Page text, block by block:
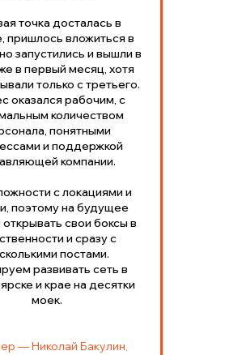
точка досталась в
пришлось вложиться в
запустились и вышли в
в первый месяц, хотя
только с третьего.
оказался рабочим, с
количеством
понятными
и поддержкой
компании.
с локациями и
поэтому на будущее
свои боксы в
и сразу с
постами.
развивать сеть в
и крае на десятки
моек.
— Николай Бакулин,